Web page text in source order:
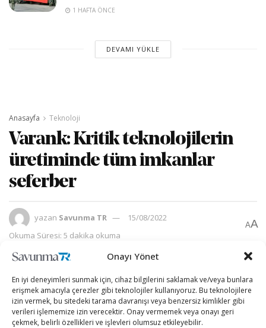
Onayı Yönet
En iyi deneyimleri sunmak için, cihaz bilgilerini saklamak ve/veya bunlara
erişmek amacıyla çerezler gibi teknolojiler kullanıyoruz. Bu teknolojilere
izin vermek, bu sitedeki tarama davranışı veya benzersiz kimlikler gibi
verileri işlememize izin verecektir. Onay vermemek veya onayı geri
çekmek, belirli özellikleri ve işlevleri olumsuz etkileyebilir.
1 HAFTA ÖNCE
DEVAMI YÜKLE
Anasayfa Teknoloji
Varank: Kritik teknolojilerin
üretiminde tüm imkanlar
seferber
yazan Savunma TR
15/08/2022
Okuma Süresi: 5 dakika okuma
AA